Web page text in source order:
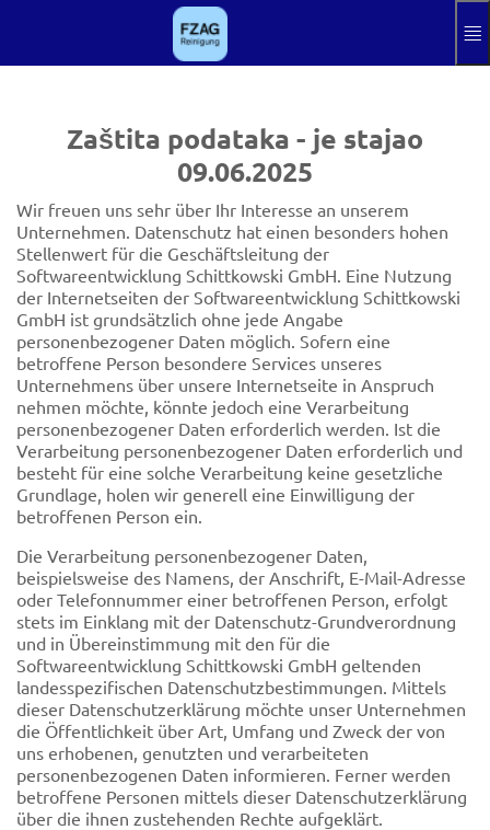
Preskoči na glavni sadržaj
Register
Zaštita podataka - je stajao
09.06.2025
Wir freuen uns sehr über Ihr Interesse an unserem
Unternehmen. Datenschutz hat einen besonders hohen
Stellenwert für die Geschäftsleitung der
Softwareentwicklung Schittkowski GmbH. Eine Nutzung
der Internetseiten der Softwareentwicklung Schittkowski
GmbH ist grundsätzlich ohne jede Angabe
personenbezogener Daten möglich. Sofern eine
betroffene Person besondere Services unseres
Unternehmens über unsere Internetseite in Anspruch
nehmen möchte, könnte jedoch eine Verarbeitung
personenbezogener Daten erforderlich werden. Ist die
Verarbeitung personenbezogener Daten erforderlich und
besteht für eine solche Verarbeitung keine gesetzliche
Grundlage, holen wir generell eine Einwilligung der
betroffenen Person ein.
Die Verarbeitung personenbezogener Daten,
beispielsweise des Namens, der Anschrift, E-Mail-Adresse
oder Telefonnummer einer betroffenen Person, erfolgt
stets im Einklang mit der Datenschutz-Grundverordnung
und in Übereinstimmung mit den für die
Softwareentwicklung Schittkowski GmbH geltenden
landesspezifischen Datenschutzbestimmungen. Mittels
dieser Datenschutzerklärung möchte unser Unternehmen
die Öffentlichkeit über Art, Umfang und Zweck der von
uns erhobenen, genutzten und verarbeiteten
personenbezogenen Daten informieren. Ferner werden
betroffene Personen mittels dieser Datenschutzerklärung
über die ihnen zustehenden Rechte aufgeklärt.